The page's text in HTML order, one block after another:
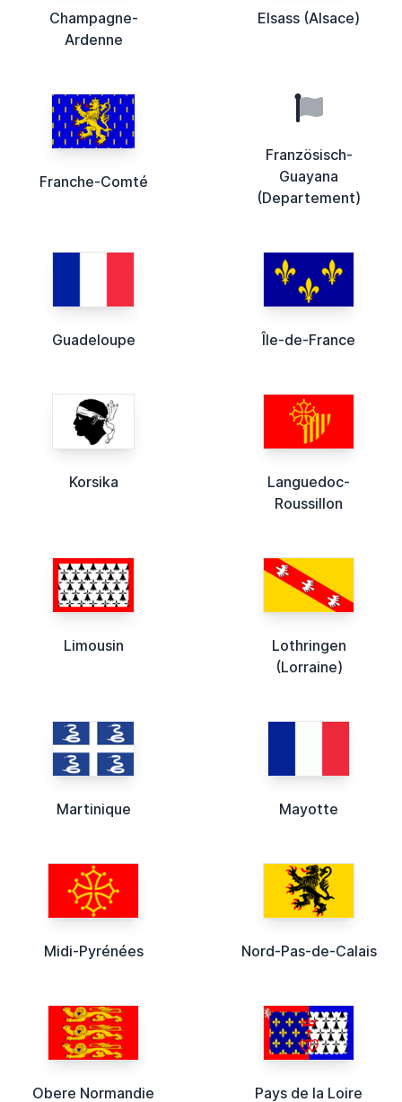
Champagne-
Ardenne
Elsass (Alsace)
Franche-Comté
Französisch-
Guayana
(Departement)
Guadeloupe Île-de-France
Korsika
Languedoc-
Roussillon
Limousin
Lothringen
(Lorraine)
Martinique Mayotte
Midi-Pyrénées Nord-Pas-de-Calais
Obere Normandie Pays de la Loire